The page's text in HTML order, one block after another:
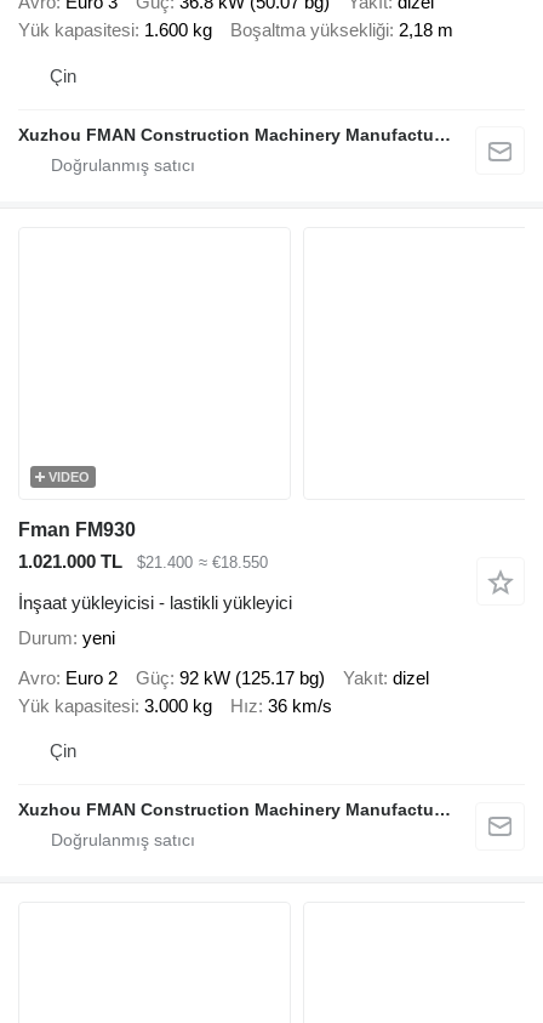
Yük kapasitesi 1.600 kg Boşaltma yüksekliği 2,18 m
Çin
Xuzhou FMAN Construction Machinery Manufacture Co., Ltd.
VIDEO
Fman FM930
1.021.000 TL
$21.400 ≈ €18.550
İnşaat yükleyicisi - lastikli yükleyici
Durum yeni
Avro Euro 2 Güç 92 kW (125.17 bg) Yakıt dizel
Yük kapasitesi 3.000 kg Hız 36 km/s
Çin
Xuzhou FMAN Construction Machinery Manufacture Co., Ltd.